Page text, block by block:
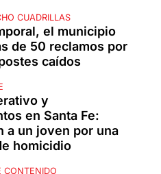
CUADRILLAS
el municipio
de 50 reclamos por
caídos
y
en Santa Fe:
a un joven por una
homicidio
CONTENIDO